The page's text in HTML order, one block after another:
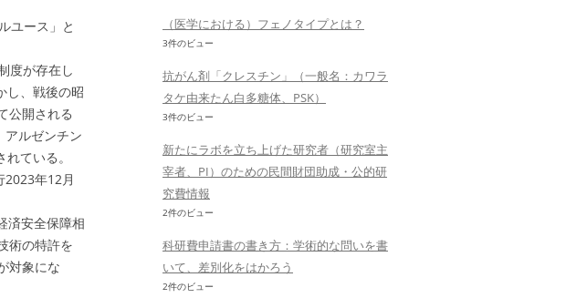
ユース」と
度が存在し
し、戦後の昭
公開される
ルゼンチン
ている。
年12月
安全保障相
術の特許を
対象にな
（医学における）フェノタイプとは？
3件のビュー
抗がん剤「クレスチン」（一般名：カワラ
タケ由来たん白多糖体、PSK）
3件のビュー
新たにラボを立ち上げた研究者（研究室主
宰者、PI）のための民間財団助成・公的研
究費情報
2件のビュー
科研費申請書の書き方：学術的な問いを書
いて、差別化をはかろう
2件のビュー